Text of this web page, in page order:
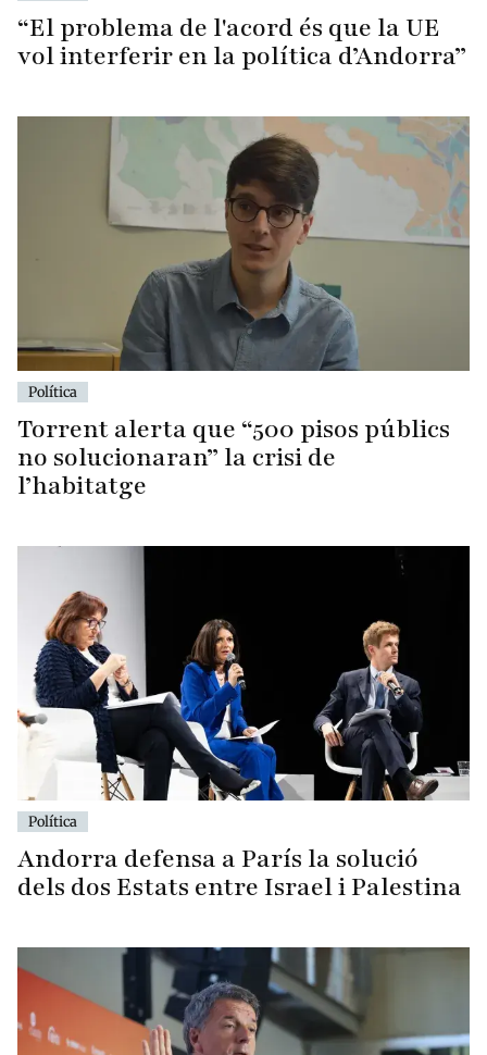
“El problema de l'acord és que la UE
vol interferir en la política d’Andorra”
Política
Torrent alerta que “500 pisos públics
no solucionaran” la crisi de
l’habitatge
Política
Andorra defensa a París la solució
dels dos Estats entre Israel i Palestina